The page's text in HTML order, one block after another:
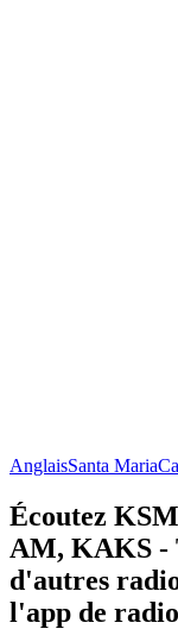
AnglaisSanta Maria
Écoutez
AM, KAKS -
d'autres
l'app de